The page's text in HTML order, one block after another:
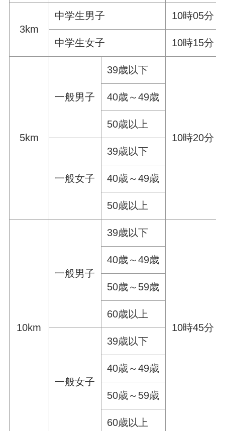
3km
中学生男子 10時05分
中学生女子 10時15分
5km
一般男子
39歳以下
10時20分
40歳～49歳
50歳以上
一般女子
39歳以下
40歳～49歳
50歳以上
10km
一般男子
39歳以下
10時45分
40歳～49歳
50歳～59歳
60歳以上
一般女子
39歳以下
40歳～49歳
50歳～59歳
60歳以上